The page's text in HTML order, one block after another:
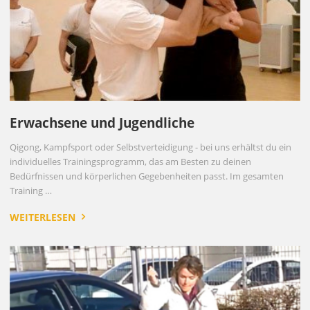
Erwachsene und Jugendliche
Qigong, Kampfsport oder Selbstverteidigung - bei uns erhältst du ein
individuelles Trainingsprogramm, das am Besten zu deinen
Bedürfnissen und körperlichen Gegebenheiten passt. Im gesamten
Training …
WEITERLESEN